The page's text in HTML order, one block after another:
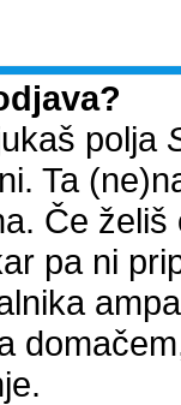
polja
Ta
Če
pa ni